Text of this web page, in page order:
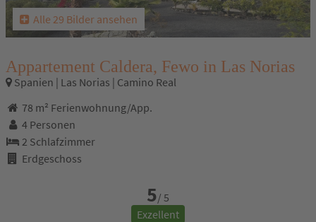
Alle 29 Bilder ansehen
Appartement Caldera, Fewo in Las Norias
Spanien | Las Norias | Camino Real
78 m² Ferienwohnung/App.
4 Personen
2 Schlafzimmer
Erdgeschoss
5/ 5
Exzellent